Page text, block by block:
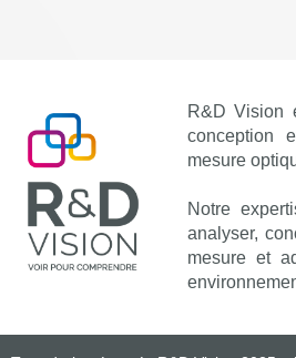
R&D Vision
conception
mesure
Notre
analyser,
mesure et